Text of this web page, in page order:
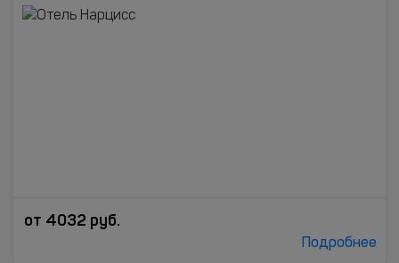
от 4032 руб.
Подробнее